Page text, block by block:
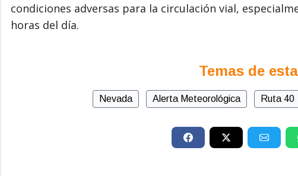
condiciones adversas para la circulación vial,
horas del día.
Temas de
Nevada Alerta Meteorológica Ruta 40